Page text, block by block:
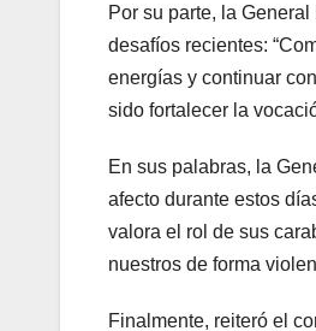
Por su parte, la
desafíos recientes:
energías y continuar
sido fortalecer la
En sus palabras, la
afecto durante estos
valora el rol de sus
nuestros de forma
Finalmente, reiteró el